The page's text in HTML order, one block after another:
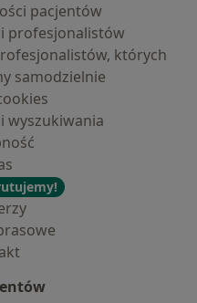
pacjentów
profesjonalistów
których
samodzielnie
wyszukiwania